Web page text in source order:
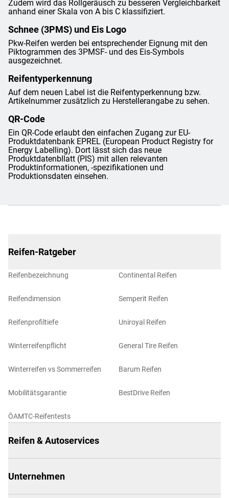
Zudem wird das Rollgeräusch zu besseren Vergleichbarkeit
anhand einer Skala von A bis C klassifiziert.
Schnee (3PMS) und Eis Logo
Pkw-Reifen werden bei entsprechender Eignung mit den
Piktogrammen des 3PMSF- und des Eis-Symbols
ausgezeichnet.
Reifentyperkennung
Auf dem neuen Label ist die Reifentyperkennung bzw.
Artikelnummer zusätzlich zu Herstellerangabe zu sehen.
QR-Code
Ein QR-Code erlaubt den einfachen Zugang zur EU-
Produktdatenbank EPREL (European Product Registry for
Energy Labelling). Dort lässt sich das neue
Produktdatenbllatt (PIS) mit allen relevanten
Produktinformationen, -spezifikationen und
Produktionsdaten einsehen.
Reifen-Ratgeber
Reifenbezeichnung
Reifendimension
Reifenprofiltiefe
Winterreifenpflicht
Winterreifen vs Sommerreifen
Mobilitätsgarantie
ÖAMTC-Reifentests
Continental Reifen
Semperit Reifen
Uniroyal Reifen
General Tire Reifen
Barum Reifen
BestDrive Reifen
Reifen & Autoservices
Unternehmen